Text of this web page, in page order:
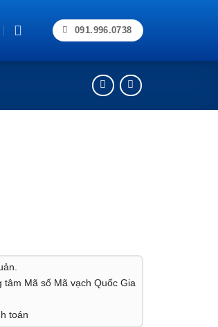
091.996.0738
tâm Mã số Mã vạch Quốc Gia
toán